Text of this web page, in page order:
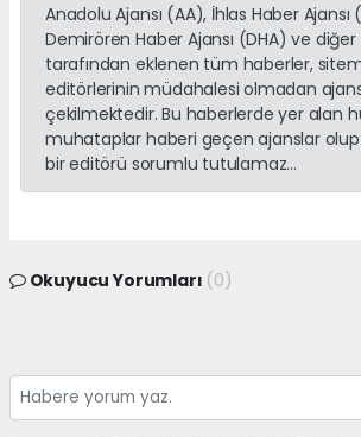
Anadolu Ajansı (AA), İhlas Haber Ajansı
Demirören Haber Ajansı (DHA) ve
tarafından eklenen tüm haberler,
editörlerinin müdahalesi olmadan
çekilmektedir. Bu haberlerde yer alan
muhataplar haberi geçen ajanslar
bir editörü sorumlu tutulamaz...
Okuyucu Yorumları (0)